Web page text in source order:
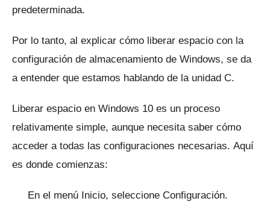
predeterminada.
Por lo tanto, al explicar cómo liberar espacio con la
configuración de almacenamiento de Windows, se da
a entender que estamos hablando de la unidad C.
Liberar espacio en Windows 10 es un proceso
relativamente simple, aunque necesita saber cómo
acceder a todas las configuraciones necesarias. Aquí
es donde comienzas:
En el menú Inicio, seleccione Configuración.